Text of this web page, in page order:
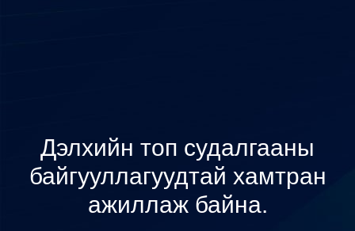
Дэлхийн топ судалгааны
байгууллагуудтай хамтран
ажиллаж байна.